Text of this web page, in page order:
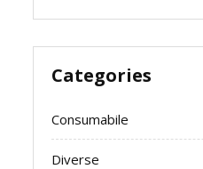
Categories
Consumabile
Diverse